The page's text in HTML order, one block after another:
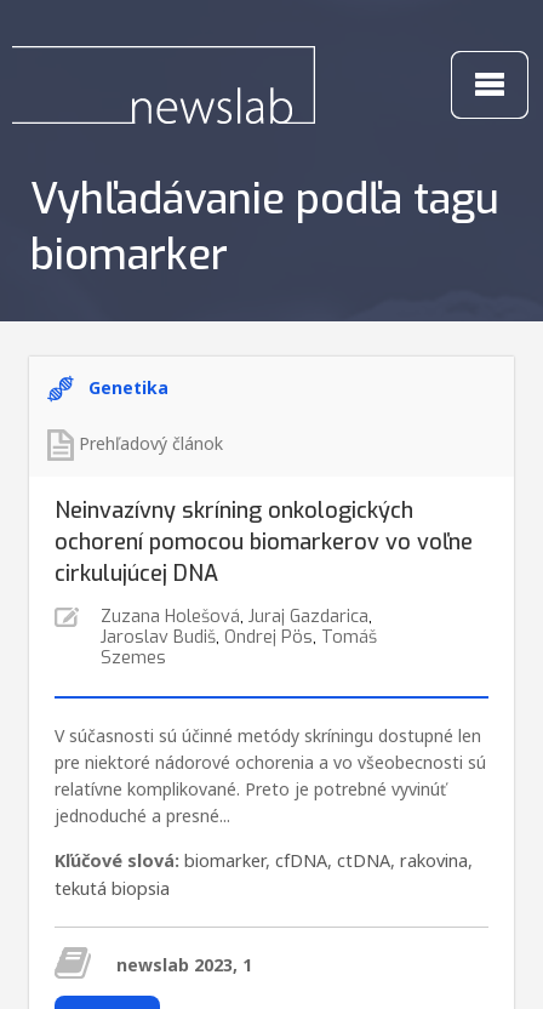
Vyhľadávanie podľa tagu
biomarker
Genetika
Prehľadový článok
Neinvazívny skríning onkologických
ochorení pomocou biomarkerov vo voľne
cirkulujúcej DNA
Zuzana Holešová, Juraj Gazdarica,
Jaroslav Budiš, Ondrej Pös, Tomáš
Szemes
V súčasnosti sú účinné metódy skríningu dostupné len
pre niektoré nádorové ochorenia a vo všeobecnosti sú
relatívne komplikované. Preto je potrebné vyvinúť
jednoduché a presné...
Kľúčové slová: biomarker, cfDNA, ctDNA, rakovina,
tekutá biopsia
newslab 2023, 1